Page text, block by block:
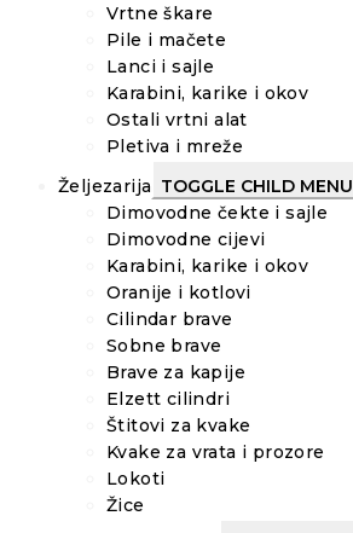
Vrtne škare
Pile i mačete
Lanci i sajle
Karabini, karike i okov
Ostali vrtni alat
Pletiva i mreže
Željezarija TOGGLE CHILD MENU
Dimovodne čekte i sajle
Dimovodne cijevi
Karabini, karike i okov
Oranije i kotlovi
Cilindar brave
Sobne brave
Brave za kapije
Elzett cilindri
Štitovi za kvake
Kvake za vrata i prozore
Lokoti
Žice